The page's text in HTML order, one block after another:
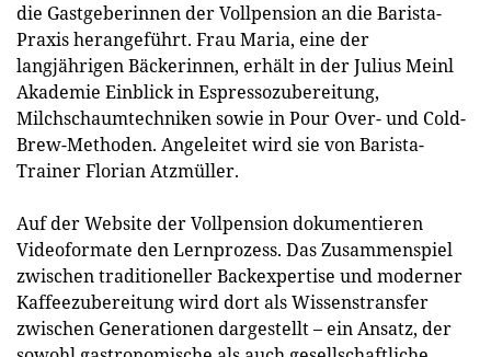
die Gastgeberinnen der Vollpension an die Barista-
Praxis herangeführt. Frau Maria, eine der
langjährigen Bäckerinnen, erhält in der Julius Meinl
Akademie Einblick in Espressozubereitung,
Milchschaumtechniken sowie in Pour Over- und Cold-
Brew-Methoden. Angeleitet wird sie von Barista-
Trainer Florian Atzmüller.
Auf der Website der Vollpension dokumentieren
Videoformate den Lernprozess. Das Zusammenspiel
zwischen traditioneller Backexpertise und moderner
Kaffeezubereitung wird dort als Wissenstransfer
zwischen Generationen dargestellt – ein Ansatz, der